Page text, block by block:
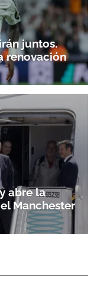
boletín.
ACEPTAR
juntos.
renovación
abre la
Manchester